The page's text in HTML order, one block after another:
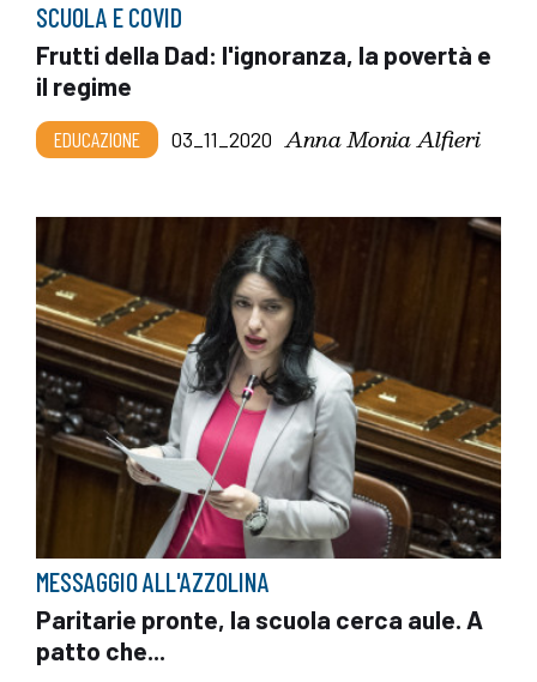
SCUOLA E COVID
Frutti della Dad: l'ignoranza, la povertà e
il regime
EDUCAZIONE 03_11_2020 Anna Monia Alfieri
MESSAGGIO ALL'AZZOLINA
Paritarie pronte, la scuola cerca aule. A
patto che...